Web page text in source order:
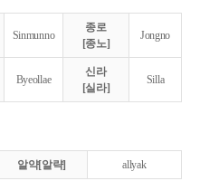
Sinmunno
종로
[종노]
Jongno
Byeollae
신라
[실라]
Silla
알약[알략] allyak